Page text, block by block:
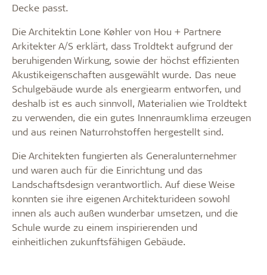
Decke passt.
Die Architektin Lone Køhler von Hou + Partnere
Arkitekter A/S erklärt, dass Troldtekt aufgrund der
beruhigenden Wirkung, sowie der höchst effizienten
Akustikeigenschaften ausgewählt wurde. Das neue
Schulgebäude wurde als energiearm entworfen, und
deshalb ist es auch sinnvoll, Materialien wie Troldtekt
zu verwenden, die ein gutes Innenraumklima erzeugen
und aus reinen Naturrohstoffen hergestellt sind.
Die Architekten fungierten als Generalunternehmer
und waren auch für die Einrichtung und das
Landschaftsdesign verantwortlich. Auf diese Weise
konnten sie ihre eigenen Architekturideen sowohl
innen als auch außen wunderbar umsetzen, und die
Schule wurde zu einem inspirierenden und
einheitlichen zukunftsfähigen Gebäude.